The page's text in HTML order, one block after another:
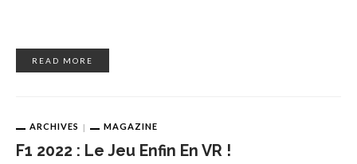
READ MORE
ARCHIVES MAGAZINE
F1 2022 : Le Jeu Enfin En VR !